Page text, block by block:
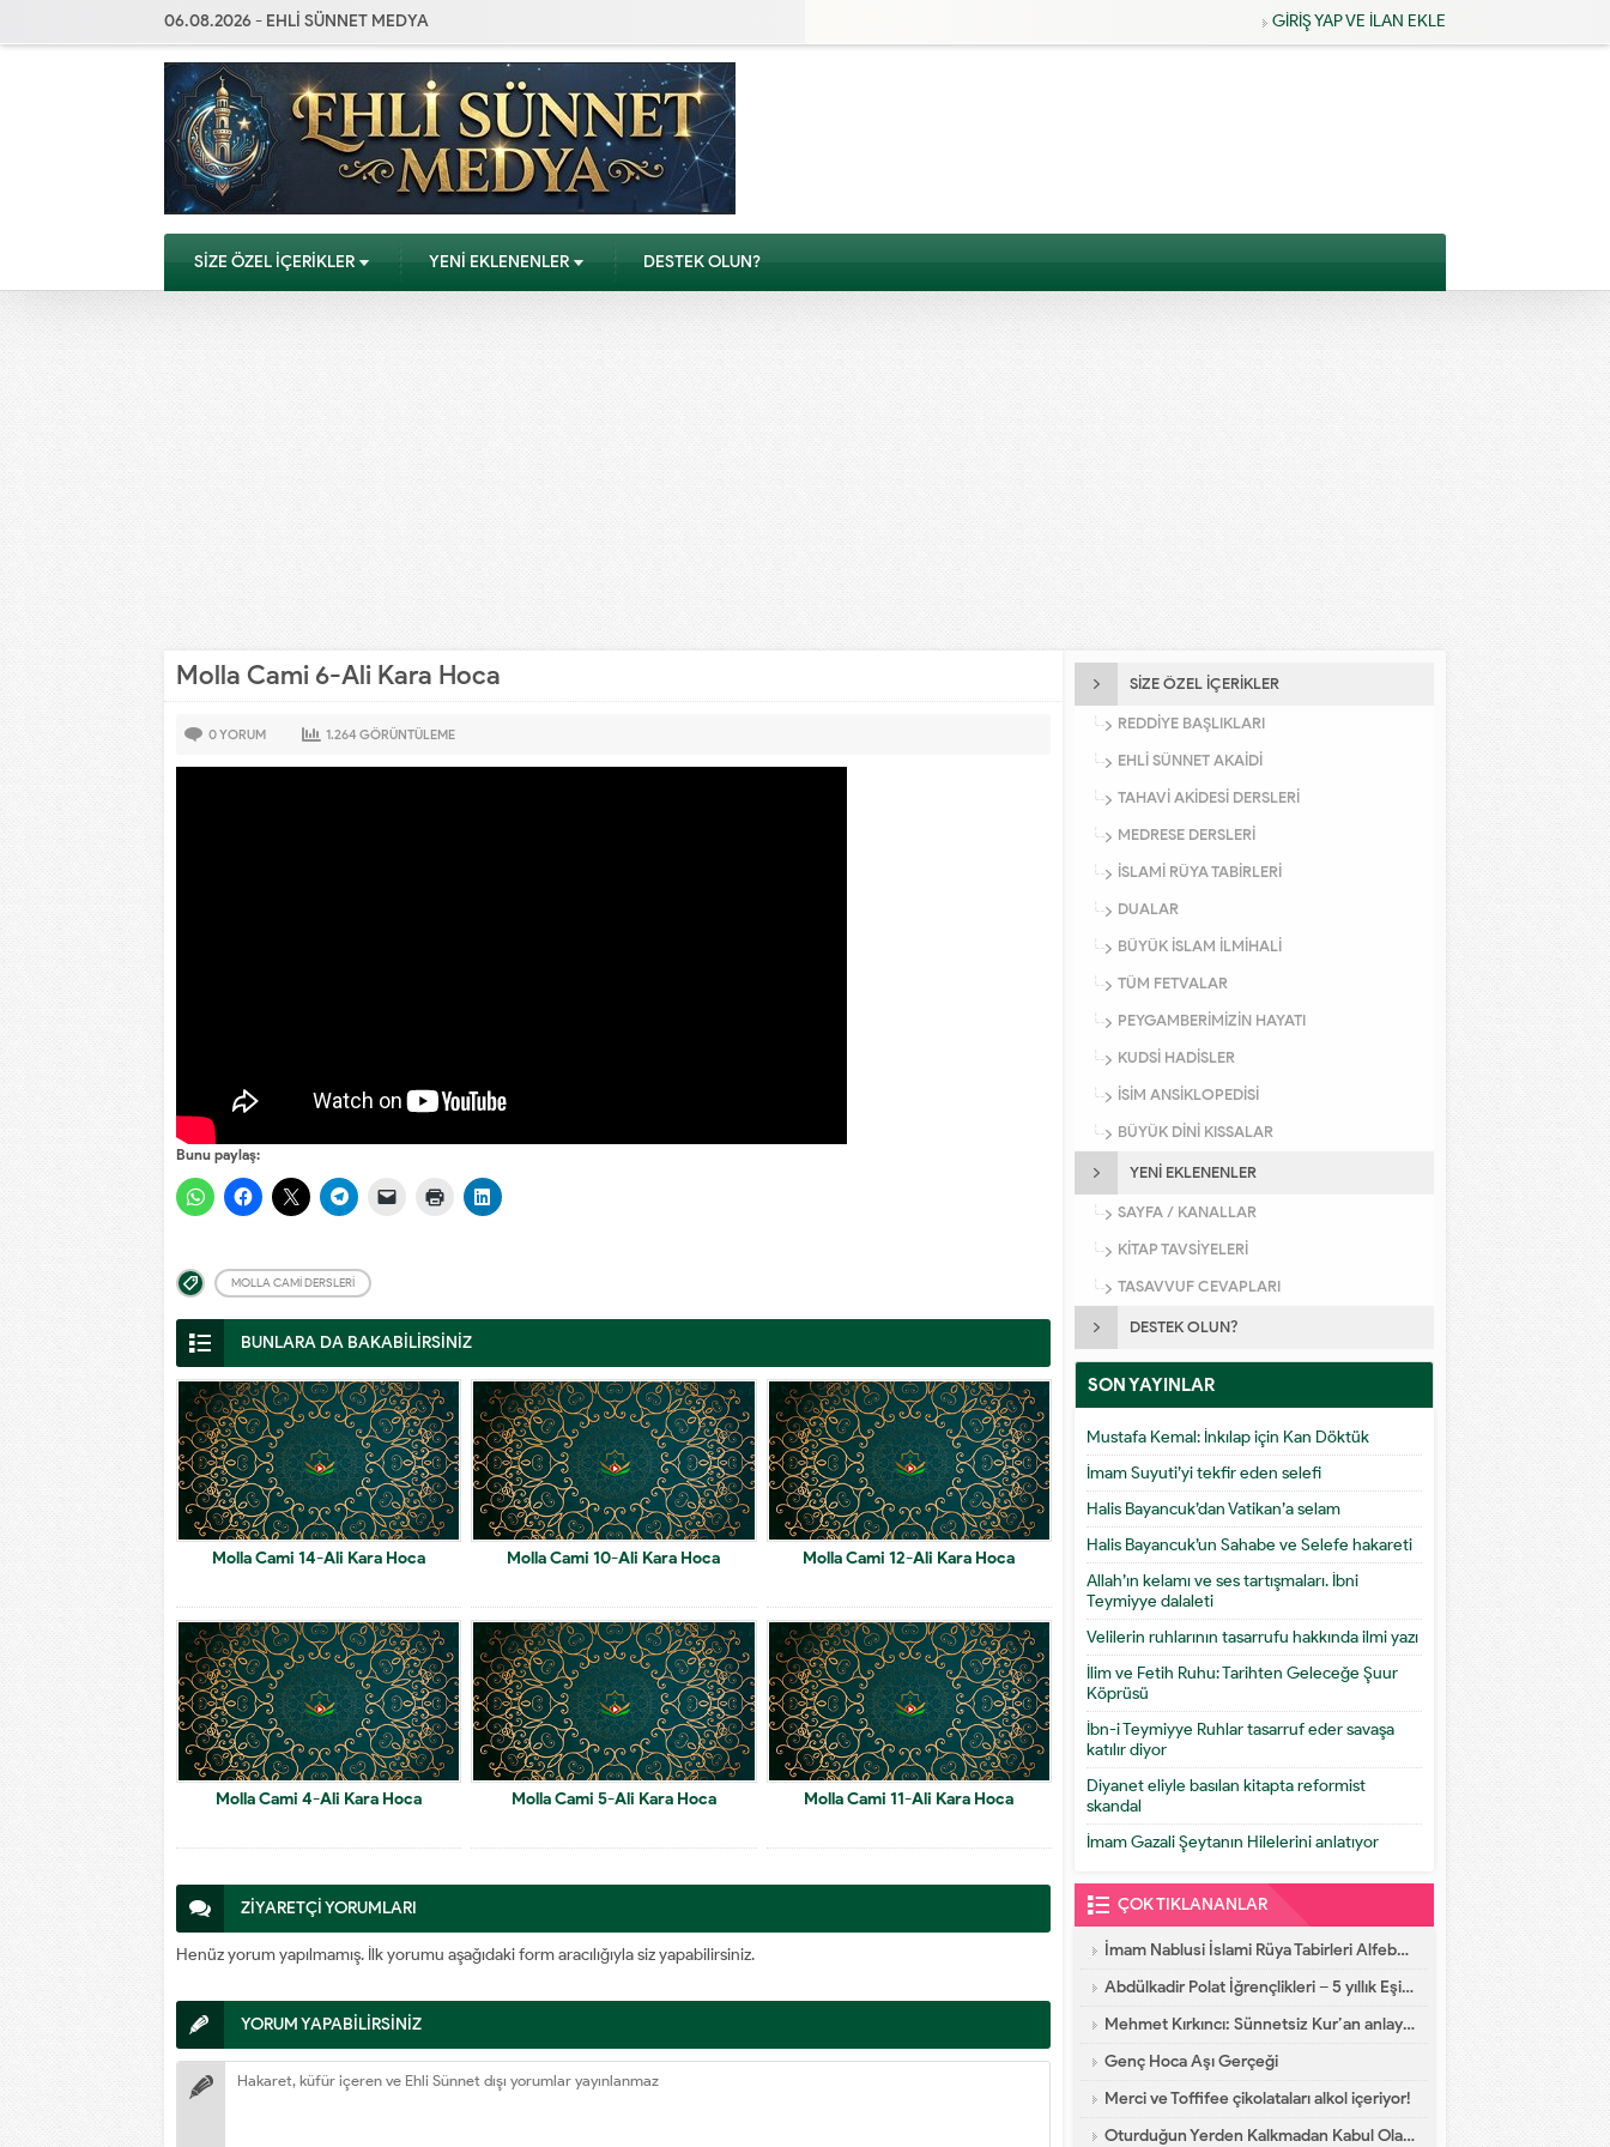
06.08.2026 - EHLİ SÜNNET MEDYA GİRİŞ YAP VE İLAN EKLE
SİZE ÖZEL İÇERİKLER YENİ EKLENENLER DESTEK OLUN?
Molla Cami 6-Ali Kara Hoca
0YORUM 1.264 GÖRÜNTÜLEME
Bunu paylaş:
MOLLA CAMI DERSLERI
BUNLARA DA BAKABİLİRSİNİZ
Molla Cami 14-Ali Kara Hoca Molla Cami 10-Ali Kara Hoca Molla Cami 12-Ali Kara Hoca
Molla Cami 4-Ali Kara Hoca Molla Cami 5-Ali Kara Hoca Molla Cami 11-Ali Kara Hoca
ZİYARETÇİ YORUMLARI
Henüz yorum yapılmamış. İlk yorumu aşağıdaki form aracılığıyla siz yapabilirsiniz.
YORUM YAPABİLİRSİNİZ
SİZE ÖZEL İÇERİKLER
REDDİYE BAŞLIKLARI
EHLİ SÜNNET AKAİDİ
TAHAVİ AKİDESİ DERSLERİ
MEDRESE DERSLERİ
İSLAMİ RÜYA TABİRLERİ
DUALAR
BÜYÜK İSLAM İLMİHALİ
TÜM FETVALAR
PEYGAMBERİMİZİN HAYATI
KUDSİ HADİSLER
İSİM ANSİKLOPEDİSİ
BÜYÜK DİNİ KISSALAR
YENİ EKLENENLER
SAYFA / KANALLAR
KİTAP TAVSİYELERİ
TASAVVUF CEVAPLARI
DESTEK OLUN?
SON YAYINLAR
Mustafa Kemal: İnkılap için Kan Döktük
İmam Suyuti’yi tekfir eden selefi
Halis Bayancuk’dan Vatikan’a selam
Halis Bayancuk’un Sahabe ve Selefe hakareti
Allah’ın kelamı ve ses tartışmaları. İbni
Teymiyye dalaleti
Velilerin ruhlarının tasarrufu hakkında ilmi yazı
İlim ve Fetih Ruhu: Tarihten Geleceğe Şuur
Köprüsü
İbn-i Teymiyye Ruhlar tasarruf eder savaşa
katılır diyor
Diyanet eliyle basılan kitapta reformist
skandal
İmam Gazali Şeytanın Hilelerini anlatıyor
ÇOK TIKLANANLAR
İmam Nablusi İslami Rüya Tabirleri Alfebatik Sıra
Abdülkadir Polat İğrençlikleri – 5 yıllık Eşinin İtirafları
Mehmet Kırkıncı: Sünnetsiz Kur’an anlayışı hastalıktır, dalalettir!
Genç Hoca Aşı Gerçeği
Merci ve Toffifee çikolataları alkol içeriyor!
Oturduğun Yerden Kalkmadan Kabul Olacak Dua